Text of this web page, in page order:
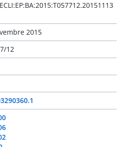
ECLI:EP:BA:2015:T057712.20151113
2015
12